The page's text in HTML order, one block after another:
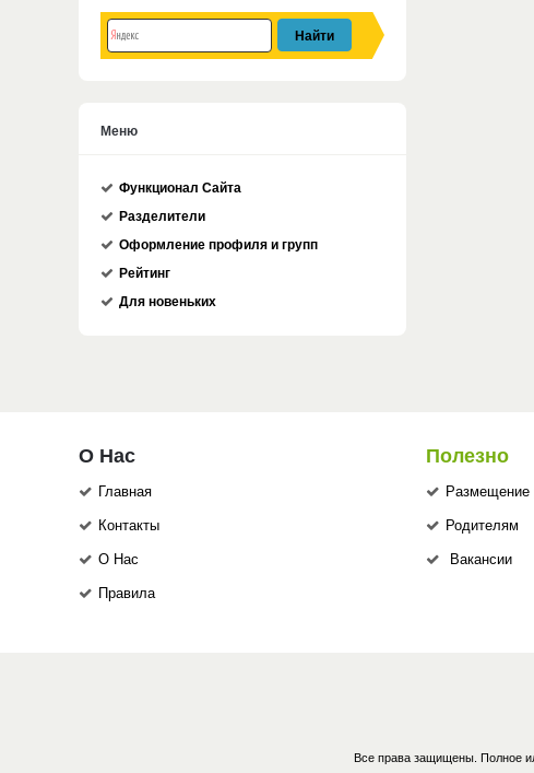
Меню
Функционал Сайта
Разделители
Оформление профиля и групп
Рейтинг
Для новеньких
О Нас
Главная
Контакты
О Нас
Правила
Полезно
Размещение
Родителям
Вакансии
Все права защищены. Полное